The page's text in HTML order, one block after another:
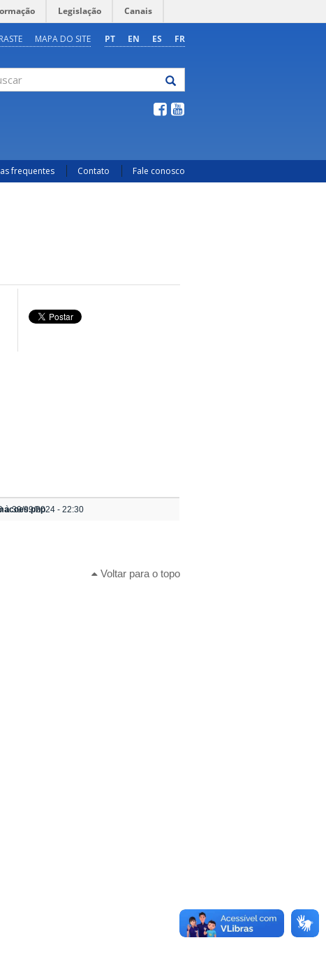
Legislação Canais
PT EN ES FR
MAPA DO SITE
frequentes Contato Fale conosco
à 30/09/2024 - 22:30
Voltar para o topo